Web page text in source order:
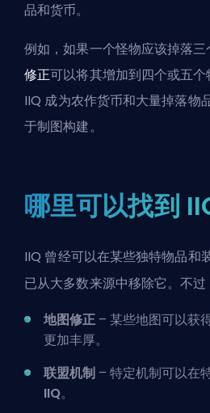
品和货币。
例如，如果一个怪物应该掉落
修正可以将其增加到四个或五
IIQ 成为农作货币和大量掉落物
于制图构建。
哪里可以找到
IIQ 曾经可以在某些独特物品和
已从大多数来源中移除它。不过
地图修正 – 某些地图可以获
更加丰厚。
联盟机制 – 特定机制可以在
IIQ。